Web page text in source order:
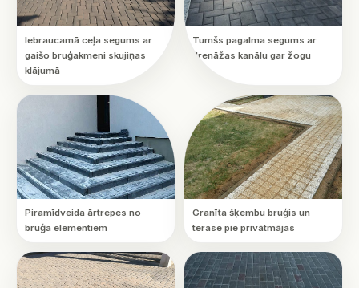
Iebraucamā ceļa segums ar
gaišo bruģakmeni skujiņas
klājumā
Tumšs pagalma segums ar
drenāžas kanālu gar žogu
Piramīdveida ārtrepes no
bruģa elementiem
Granīta šķembu bruģis un
terase pie privātmājas